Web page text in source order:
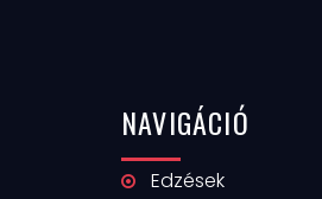
NAVIGÁCIÓ
Edzések